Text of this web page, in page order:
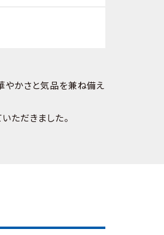
やかさと気品を兼ね備え
ただきました。